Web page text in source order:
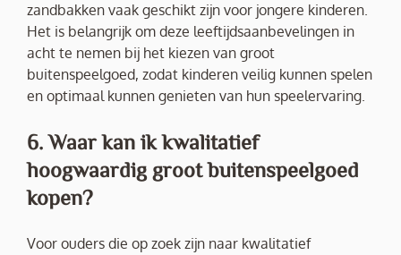
zandbakken vaak geschikt zijn voor jongere kinderen.
Het is belangrijk om deze leeftijdsaanbevelingen in
acht te nemen bij het kiezen van groot
buitenspeelgoed, zodat kinderen veilig kunnen spelen
en optimaal kunnen genieten van hun speelervaring.
6. Waar kan ik kwalitatief
hoogwaardig groot buitenspeelgoed
kopen?
Voor ouders die op zoek zijn naar kwalitatief